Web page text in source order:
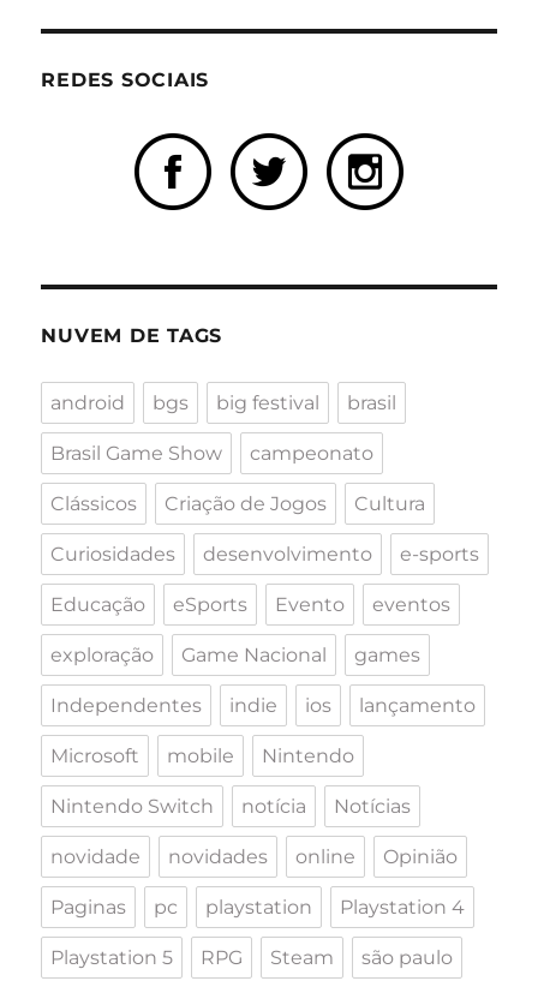
REDES SOCIAIS
NUVEM DE TAGS
android bgs big festival brasil
Brasil Game Show campeonato
Clássicos Criação de Jogos Cultura
Curiosidades desenvolvimento e-sports
Educação eSports Evento eventos
exploração Game Nacional games
Independentes indie ios lançamento
Microsoft mobile Nintendo
Nintendo Switch notícia Notícias
novidade novidades online Opinião
Paginas pc playstation Playstation 4
Playstation 5 RPG Steam são paulo